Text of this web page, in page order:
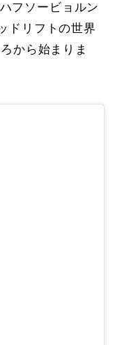
フソービョルン
ドリフトの世界
から始まりま